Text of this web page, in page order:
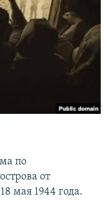
по
от
мая 1944 года.